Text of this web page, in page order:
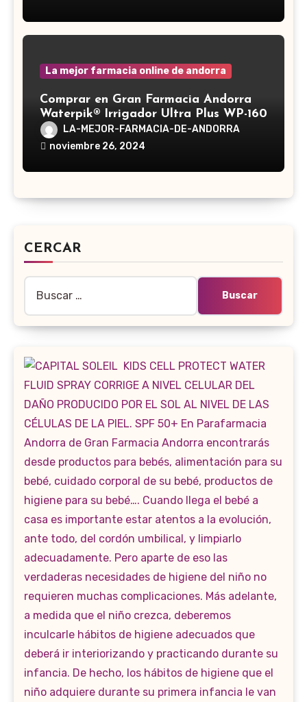
La mejor farmacia online de andorra
Comprar en Gran Farmacia Andorra
Waterpik® Irrigador Ultra Plus WP-160
LA-MEJOR-FARMACIA-DE-ANDORRA
noviembre 26, 2024
CERCAR